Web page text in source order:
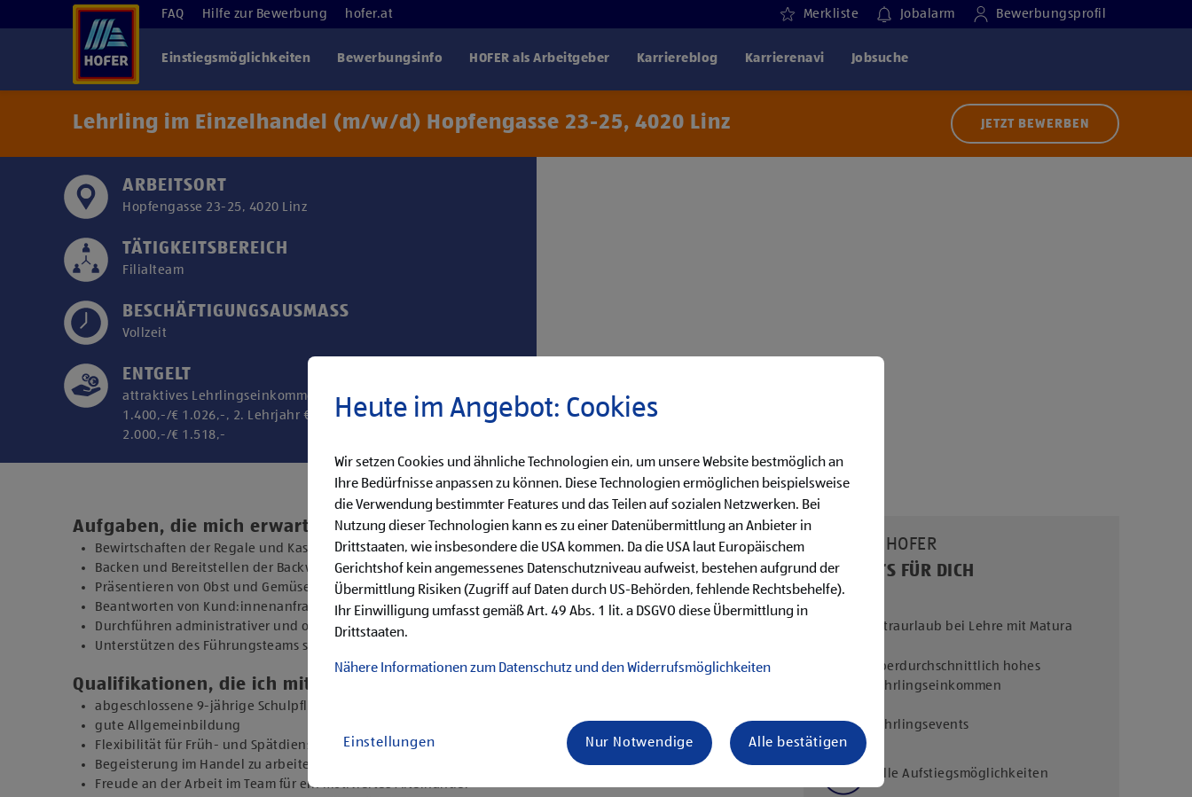
FAQ Hilfe zur Bewerbung hofer.at Merkliste Jobalarm Bewerbungsprofil
Einstiegsmöglichkeiten Bewerbungsinfo HOFER als Arbeitgeber Karriereblog Karrierenavi Jobsuche
Lehrling im Einzelhandel (m/w/d) Hopfengasse 23-25, 4020 Linz JETZT BEWERBEN
ARBEITSORT
Hopfengasse 23-25, 4020 Linz
TÄTIGKEITSBEREICH
Filialteam
BESCHÄFTIGUNGSAUSMASS
Vollzeit
ENTGELT
attraktives Lehrlingseinkommen/Kollektivvertrag: 1. Lehrjahr €
1.400,-/€ 1.026,-, 2. Lehrjahr € 1.600,-/€ 1.200,-, 3. Lehrjahr €
2.000,-/€ 1.518,-
Aufgaben, die mich erwarten
Bewirtschaften der Regale und Kassieren der Einkäufe
Backen und Bereitstellen der Backware
Präsentieren von Obst und Gemüse sowie Durchführen von Qualitätskontrollen
Beantworten von Kund:innenanfragen
Durchführen administrativer und organisatorischer Aufgaben
Unterstützen des Führungsteams sowie Übernehmen erster Führungstätigkeiten
Qualifikationen, die ich mitbringe
abgeschlossene 9-jährige Schulpflicht
gute Allgemeinbildung
Flexibilität für Früh- und Spätdienste (Montag bis Samstag)
Begeisterung im Handel zu arbeiten und den Unternehmenserfolg mitzugestalten
Freude an der Arbeit im Team für ein motiviertes Miteinander
UNSERE HOFER
BENEFITS FÜR DICH
Extraurlaub bei Lehre mit Matura
Überdurchschnittlich hohes
Lehrlingseinkommen
Lehrlingsevents
Tolle Aufstiegsmöglichkeiten
Heute im Angebot: Cookies
Wir setzen Cookies und ähnliche Technologien ein, um unsere Website bestmöglich an
Ihre Bedürfnisse anpassen zu können. Diese Technologien ermöglichen beispielsweise
die Verwendung bestimmter Features und das Teilen auf sozialen Netzwerken. Bei
Nutzung dieser Technologien kann es zu einer Datenübermittlung an Anbieter in
Drittstaaten, wie insbesondere die USA kommen. Da die USA laut Europäischem
Gerichtshof kein angemessenes Datenschutzniveau aufweist, bestehen aufgrund der
Übermittlung Risiken (Zugriff auf Daten durch US-Behörden, fehlende Rechtsbehelfe).
Ihr Einwilligung umfasst gemäß Art. 49 Abs. 1 lit. a DSGVO diese Übermittlung in
Drittstaaten.
Nähere Informationen zum Datenschutz und den Widerrufsmöglichkeiten
Einstellungen Nur Notwendige Alle bestätigen